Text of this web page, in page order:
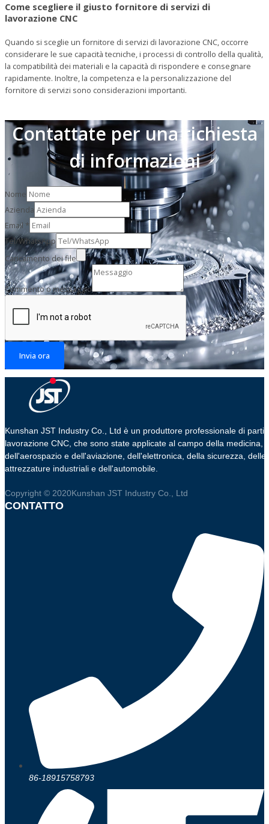
Come scegliere il giusto fornitore di servizi di
lavorazione CNC
Quando si sceglie un fornitore di servizi di lavorazione CNC, occorre
considerare le sue capacità tecniche, i processi di controllo della qualità,
la compatibilità dei materiali e la capacità di rispondere e consegnare
rapidamente. Inoltre, la competenza e la personalizzazione del
fornitore di servizi sono considerazioni importanti.
Contattate per una richiesta
di informazioni
Nome
Azienda
Email *
Tel/WhatsApp
Caricamento dei file
Commento o messaggio
Invia ora
Kunshan JST Industry Co., Ltd è un produttore professionale di parti
lavorazione CNC, che sono state applicate al campo della medicina,
dell'aerospazio e dell'aviazione, dell'elettronica, della sicurezza, delle
attrezzature industriali e dell'automobile.
Copyright © 2020Kunshan JST Industry Co., Ltd
CONTATTO
86-18915758793